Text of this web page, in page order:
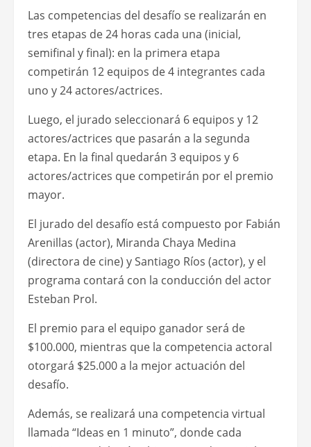
Las competencias del desafío se realizarán en
tres etapas de 24 horas cada una (inicial,
semifinal y final): en la primera etapa
competirán 12 equipos de 4 integrantes cada
uno y 24 actores/actrices.
Luego, el jurado seleccionará 6 equipos y 12
actores/actrices que pasarán a la segunda
etapa. En la final quedarán 3 equipos y 6
actores/actrices que competirán por el premio
mayor.
El jurado del desafío está compuesto por Fabián
Arenillas (actor), Miranda Chaya Medina
(directora de cine) y Santiago Ríos (actor), y el
programa contará con la conducción del actor
Esteban Prol.
El premio para el equipo ganador será de
$100.000, mientras que la competencia actoral
otorgará $25.000 a la mejor actuación del
desafío.
Además, se realizará una competencia virtual
llamada “Ideas en 1 minuto”, donde cada